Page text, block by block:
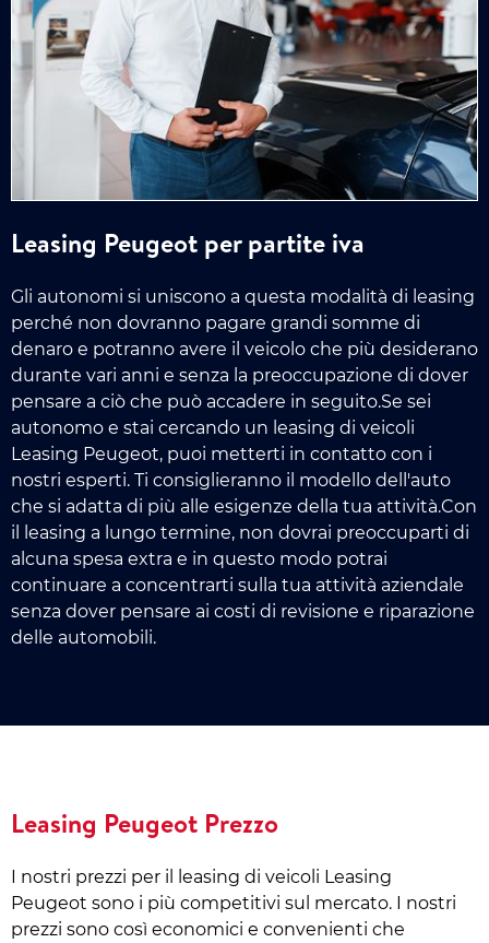
Leasing Peugeot per partite iva
Gli autonomi si uniscono a questa modalità di leasing
perché non dovranno pagare grandi somme di
denaro e potranno avere il veicolo che più desiderano
durante vari anni e senza la preoccupazione di dover
pensare a ciò che può accadere in seguito.Se sei
autonomo e stai cercando un leasing di veicoli
Leasing Peugeot, puoi metterti in contatto con i
nostri esperti. Ti consiglieranno il modello dell'auto
che si adatta di più alle esigenze della tua attività.Con
il leasing a lungo termine, non dovrai preoccuparti di
alcuna spesa extra e in questo modo potrai
continuare a concentrarti sulla tua attività aziendale
senza dover pensare ai costi di revisione e riparazione
delle automobili.
Leasing Peugeot Prezzo
I nostri prezzi per il leasing di veicoli Leasing
Peugeot sono i più competitivi sul mercato. I nostri
prezzi sono così economici e convenienti che